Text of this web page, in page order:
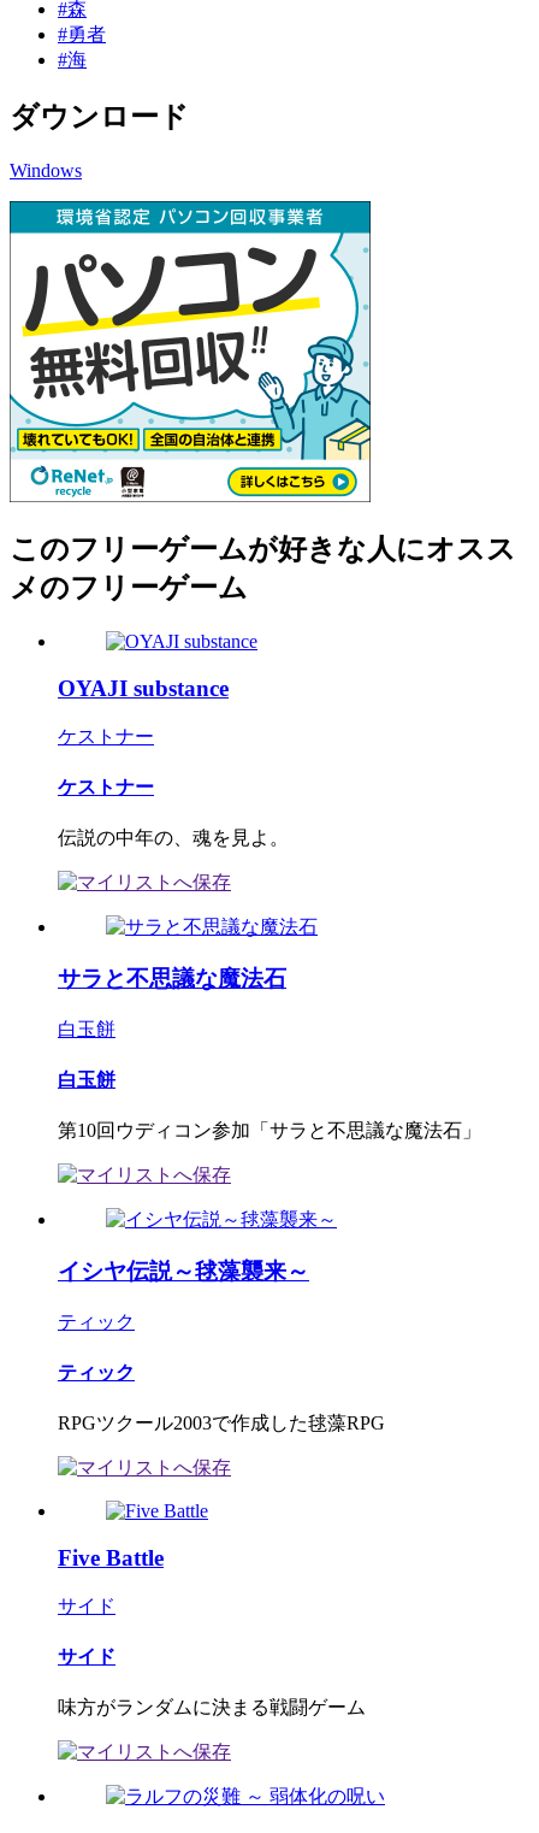
#森
#勇者
#海
ダウンロード
Windows
このフリーゲームが好きな人にオスス
メのフリーゲーム
OYAJI substance
ケストナー
ケストナー
伝説の中年の、魂を見よ。
サラと不思議な魔法石
白玉餅
白玉餅
第10回ウディコン参加「サラと不思議な魔法石」
イシヤ伝説～毬藻襲来～
ティック
ティック
RPGツクール2003で作成した毬藻RPG
Five Battle
サイド
サイド
味方がランダムに決まる戦闘ゲーム